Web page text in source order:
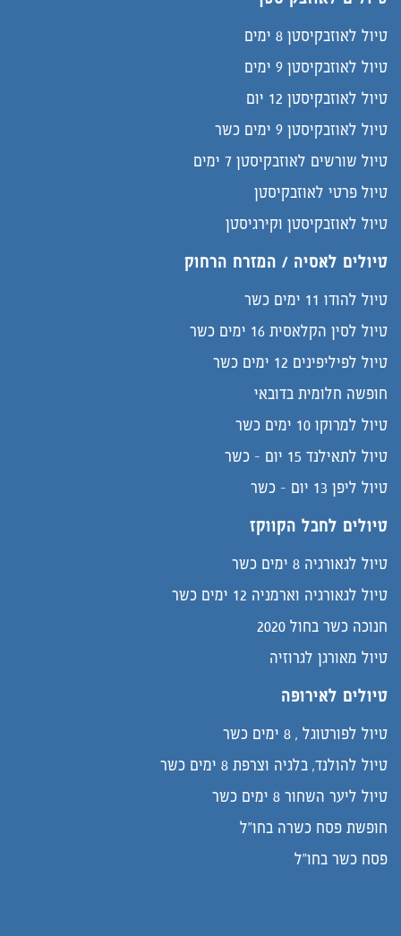
טיול לאוזבקיסטן 8 ימים
טיול לאוזבקיסטן 9 ימים
טיול לאוזבקיסטן 12 יום
טיול לאוזבקיסטן 9 ימים כשר
טיול שורשים לאוזבקיסטן 7 ימים
טיול פרטי לאוזבקיסטן
טיול לאוזבקיסטן וקירגיסטן
טיולים לאסיה / המזרח הרחוק
טיול להודו 11 ימים כשר
טיול לסין הקלאסית 16 ימים כשר
טיול לפיליפינים 12 ימים כשר
חופשה חלומית בדובאי
טיול למרוקו 10 ימים כשר
טיול לתאילנד 15 יום - כשר
טיול ליפן 13 יום - כשר
טיולים לחבל הקווקז
טיול לגאורגיה 8 ימים כשר
טיול לגאורגיה וארמניה 12 ימים כשר
חנוכה כשר בחול 2020
טיול מאורגן לגרוזיה
טיולים לאירופה
טיול לפורטוגל , 8 ימים כשר
טיול להולנד, בלגיה וצרפת 8 ימים כשר
טיול ליער השחור 8 ימים כשר
חופשת פסח כשרה בחו"ל
פסח כשר בחו"ל